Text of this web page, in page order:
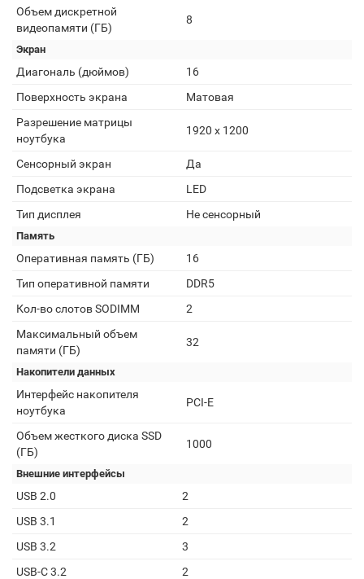
Объем дискретной
видеопамяти (ГБ)
8
Экран
Диагональ (дюймов)
16
Поверхность экрана
Матовая
Разрешение матрицы
ноутбука
1920 x 1200
Сенсорный экран
Да
Подсветка экрана
LED
Тип дисплея
Не сенсорный
Память
Оперативная память (ГБ)
16
Тип оперативной памяти
DDR5
Кол-во слотов SODIMM
2
Максимальный объем
памяти (ГБ)
32
Накопители данных
Интерфейс накопителя
ноутбука
PCI-E
Объем жесткого диска SSD
(ГБ)
1000
Внешние интерфейсы
USB 2.0
2
USB 3.1
2
USB 3.2
3
USB-C 3.2
2